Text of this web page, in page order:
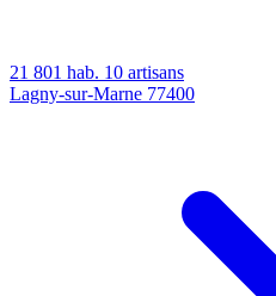
21 801 hab. 10 artisans
Lagny-sur-Marne 77400